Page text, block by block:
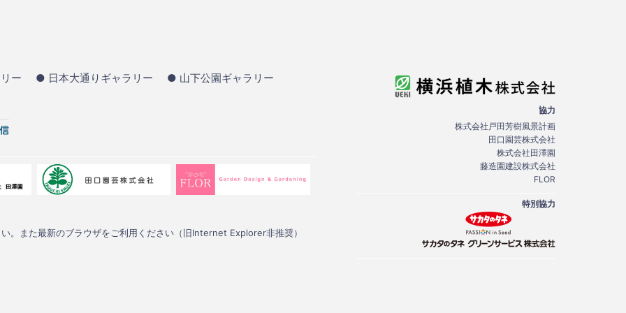
ー ● 日本大通りギャラリー ● 山下公園ギャラリー
協力
株式会社戸田芳樹風景計画
田口園芸株式会社
株式会社田澤園
藤造園建設株式会社
FLOR
特別協力
。また最新のブラウザをご利用ください（旧Internet Explorer非推奨）